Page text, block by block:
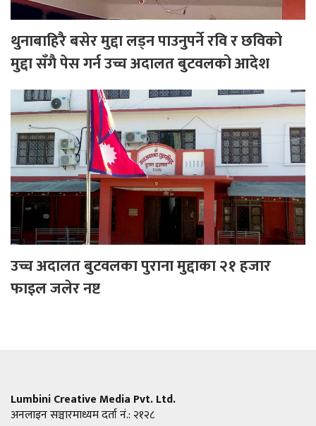
थुनाबाहिरै बसेर मुद्दा लड्न पाउनुपर्ने रवि र छविको
मुद्दा सँगै पेस गर्न उच्च अदालत बुटवलको आदेश
उच्च अदालत बुटवलका पुराना मुद्दाका २१ हजार
फाइल जलेर नष्ट
Lumbini Creative Media Pvt. Ltd.
अनलाइन सञ्चारमाध्यम दर्ता नं.: २१२८